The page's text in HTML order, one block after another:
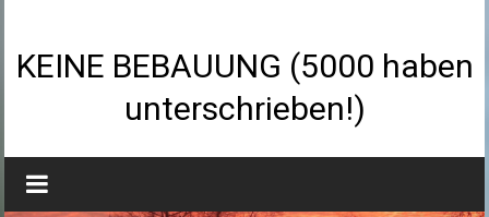
springen
KEINE BEBAUUNG (5000 haben
unterschrieben!)